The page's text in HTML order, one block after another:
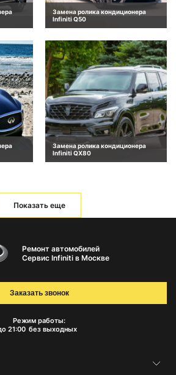
Замена ролика кондиционера
Infiniti Q50
Замена ролика кондиционера
Infiniti QX80
Показать еще
Ремонт автомобилей
Сервис Infiniti в Москве
Режим работы:
21:00 без выходных
Заказать звонок